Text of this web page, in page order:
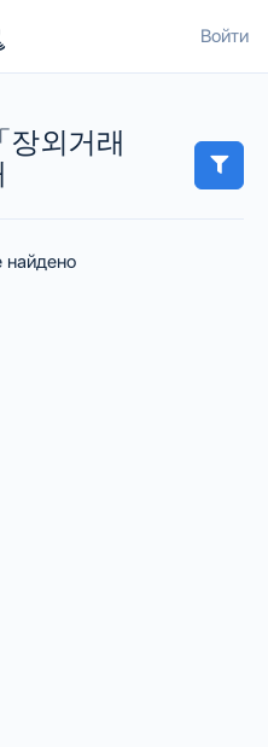
Войти
장외거래
найдено